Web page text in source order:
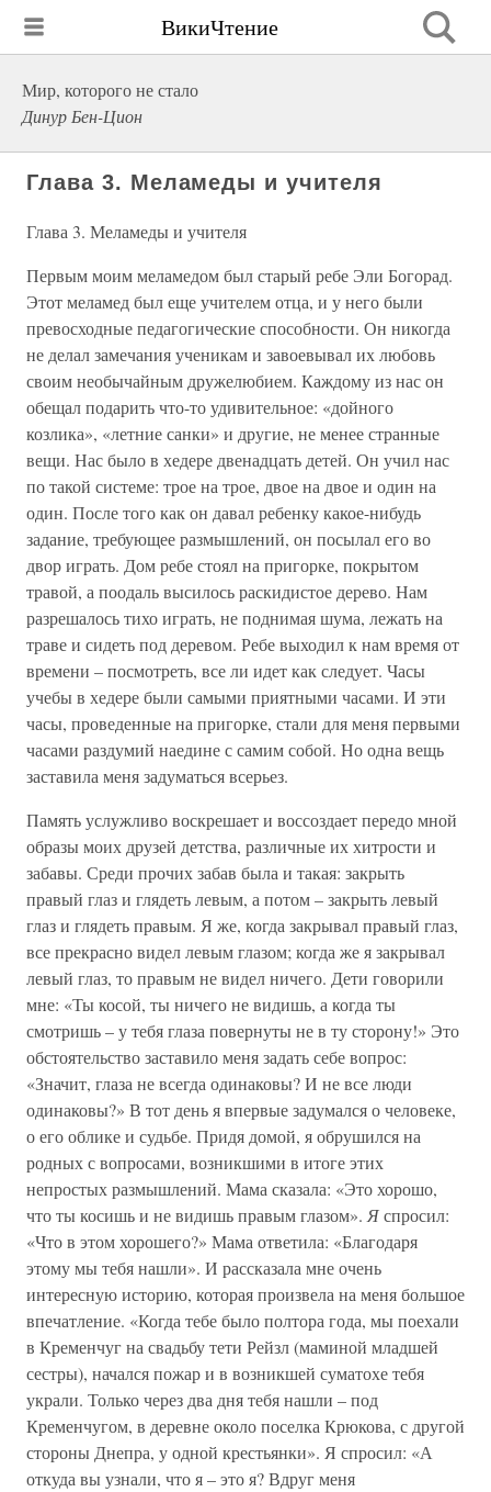
ВикиЧтение
Мир, которого не стало
Динур Бен-Цион
Глава 3. Меламеды и учителя
Глава 3. Меламеды и учителя
Первым моим меламедом был старый ребе Эли Богорад.
Этот меламед был еще учителем отца, и у него были
превосходные педагогические способности. Он никогда
не делал замечания ученикам и завоевывал их любовь
своим необычайным дружелюбием. Каждому из нас он
обещал подарить что-то удивительное: «дойного
козлика», «летние санки» и другие, не менее странные
вещи. Нас было в хедере двенадцать детей. Он учил нас
по такой системе: трое на трое, двое на двое и один на
один. После того как он давал ребенку какое-нибудь
задание, требующее размышлений, он посылал его во
двор играть. Дом ребе стоял на пригорке, покрытом
травой, а поодаль высилось раскидистое дерево. Нам
разрешалось тихо играть, не поднимая шума, лежать на
траве и сидеть под деревом. Ребе выходил к нам время от
времени – посмотреть, все ли идет как следует. Часы
учебы в хедере были самыми приятными часами. И эти
часы, проведенные на пригорке, стали для меня первыми
часами раздумий наедине с самим собой. Но одна вещь
заставила меня задуматься всерьез.
Память услужливо воскрешает и воссоздает передо мной
образы моих друзей детства, различные их хитрости и
забавы. Среди прочих забав была и такая: закрыть
правый глаз и глядеть левым, а потом – закрыть левый
глаз и глядеть правым. Я же, когда закрывал правый глаз,
все прекрасно видел левым глазом; когда же я закрывал
левый глаз, то правым не видел ничего. Дети говорили
мне: «Ты косой, ты ничего не видишь, а когда ты
смотришь – у тебя глаза повернуты не в ту сторону!» Это
обстоятельство заставило меня задать себе вопрос:
«Значит, глаза не всегда одинаковы? И не все люди
одинаковы?» В тот день я впервые задумался о человеке,
о его облике и судьбе. Придя домой, я обрушился на
родных с вопросами, возникшими в итоге этих
непростых размышлений. Мама сказала: «Это хорошо,
что ты косишь и не видишь правым глазом». Яспросил:
«Что в этом хорошего?» Мама ответила: «Благодаря
этому мы тебя нашли». И рассказала мне очень
интересную историю, которая произвела на меня большое
впечатление. «Когда тебе было полтора года, мы поехали
в Кременчуг на свадьбу тети Рейзл (маминой младшей
сестры), начался пожар и в возникшей суматохе тебя
украли. Только через два дня тебя нашли – под
Кременчугом, в деревне около поселка Крюкова, с другой
стороны Днепра, у одной крестьянки». Я спросил: «А
откуда вы узнали, что я – это я? Вдруг меня